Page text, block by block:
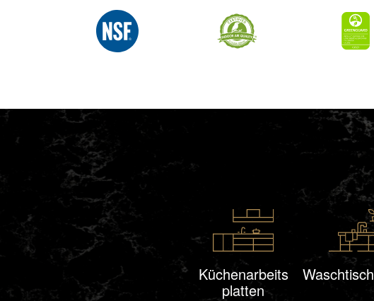
Küchenarbeits
platten
Waschtisch